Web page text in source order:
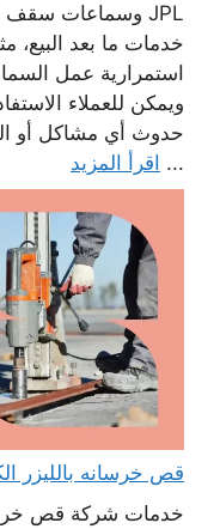
خدمات ما بعد البيع،
استمرارية عمل
ويمكن للعملاء
حدوث أي مشاكل أو
... اقرأ المزيد
قص خرسانه بالليزر الكويت 65932555